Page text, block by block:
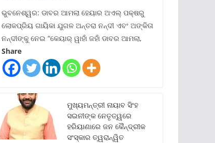
ଭୁବନେଶ୍ୱର: ଡାବର ଆମଲା ହେୟାର ଅଏଲ୍ ପକ୍ଷରୁ
ଲୋକପ୍ରିୟ ଗାୟିକା ଯୁଗଳ ଅନ୍ତରା ନନ୍ଦୀ ଏବଂ ଅଙ୍କିତା
ନନ୍ଦୀଙ୍କୁ ନେଇ “କେୟାର୍ ୱାହାଁ ଜହାଁ ଡାବର ଆମଲା,
Share
ମୁଖ୍ୟମନ୍ତ୍ରୀ ନାୟାବ ସିଂହ
ସଇନୀଙ୍କ ନେତୃତ୍ୱରେ
ହରିୟାଣାରେ ଜନ କୈନ୍ଦ୍ରୀକ
ସଂସ୍କାର ତ୍ୱରାନ୍ୱିତ